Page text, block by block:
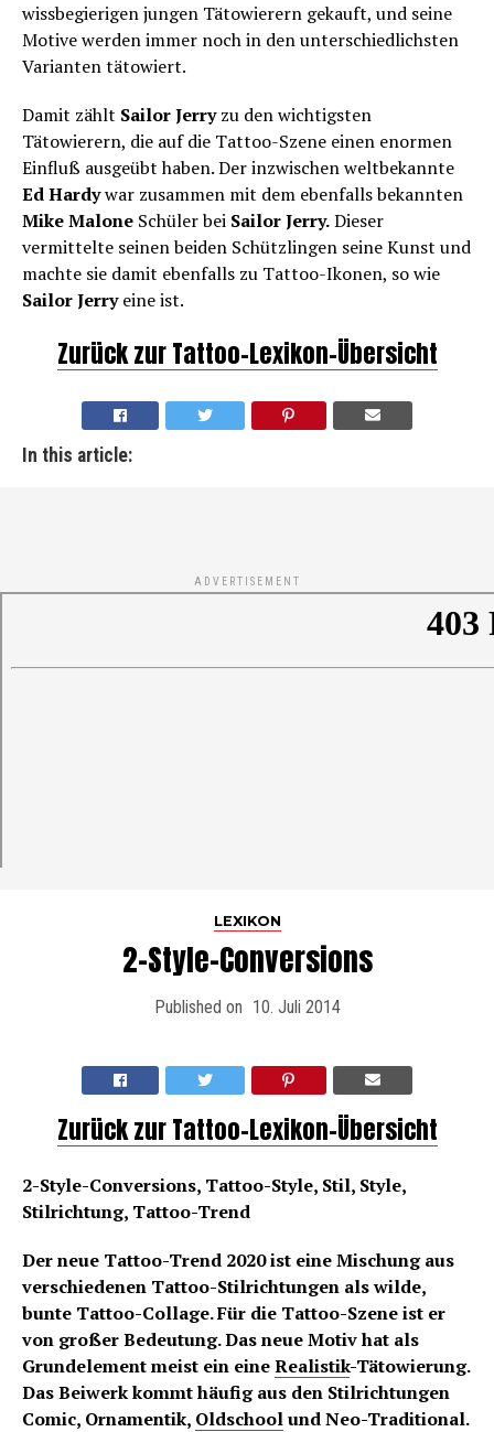
wissbegierigen jungen Tätowierern gekauft, und seine
Motive werden immer noch in den unterschiedlichsten
Varianten tätowiert.
Damit zählt Sailor Jerryzu den wichtigsten
Tätowierern, die auf die Tattoo-Szene einen enormen
Einfluß ausgeübt haben. Der inzwischen weltbekannte
Ed Hardywar zusammen mit dem ebenfalls bekannten
Mike Malone Schüler bei Sailor Jerry.Dieser
vermittelte seinen beiden Schützlingen seine Kunst und
machte sie damit ebenfalls zu Tattoo-Ikonen, so wie
Sailor Jerryeine ist.
Zurück zur Tattoo-Lexikon-Übersicht
In this article:
ADVERTISEMENT
LEXIKON
2-Style-Conversions
Published on 10. Juli 2014
Zurück zur Tattoo-Lexikon-Übersicht
2-Style-Conversions, Tattoo-Style, Stil, Style,
Stilrichtung, Tattoo-Trend
Der neue Tattoo-Trend 2020 ist eine Mischung aus
verschiedenen Tattoo-Stilrichtungen als wilde,
bunte Tattoo-Collage. Für die Tattoo-Szene ist er
von großer Bedeutung. Das neue Motiv hat als
Grundelement meist ein eineRealistik-Tätowierung.
Das Beiwerk kommt häufig aus den Stilrichtungen
Comic, Ornamentik, Oldschoolund Neo-Traditional.